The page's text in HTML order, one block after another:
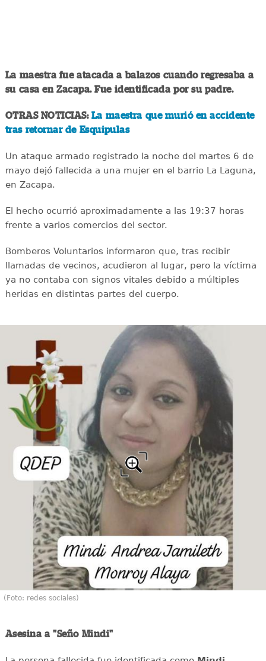
La maestra fue atacada a balazos cuando regresaba a
su casa en Zacapa. Fue identificada por su padre.
OTRAS NOTICIAS: La maestra que murió en accidente
tras retornar de Esquipulas
Un ataque armado registrado la noche del martes 6 de
mayo dejó fallecida a una mujer en el barrio La Laguna,
en Zacapa.
El hecho ocurrió aproximadamente a las 19:37 horas
frente a varios comercios del sector.
Bomberos Voluntarios informaron que, tras recibir
llamadas de vecinos, acudieron al lugar, pero la víctima
ya no contaba con signos vitales debido a múltiples
heridas en distintas partes del cuerpo.
(Foto: redes sociales)
Asesina a "Seño Mindi"